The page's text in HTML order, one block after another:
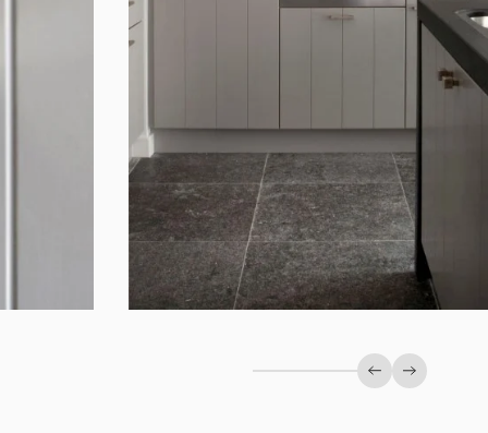
Previous slide
Next slide